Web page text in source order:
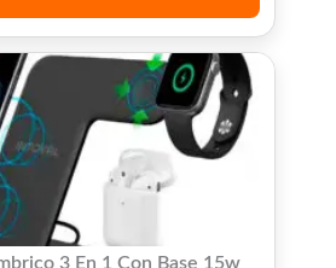
3 En 1 Con Base 15w